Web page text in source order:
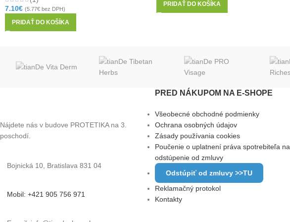
7.10€ (5.77€ bez DPH)
PRIDAŤ DO KOŠÍKA
PRIDAŤ DO KOŠÍKA
Nájdete nás v budove PROTETIKA na 3.
poschodí.
Bojnická 10, Bratislava 831 04
Mobil: +421 905 756 971
PRED NÁKUPOM NA E-SHOPE
Všeobecné obchodné podmienky
Ochrana osobných údajov
Zásady používania cookies
Poučenie o uplatnení práva spotrebiteľa na
odstúpenie od zmluvy
Odstúpiť od zmluvy >>TU
Reklamačný protokol
Kontakty